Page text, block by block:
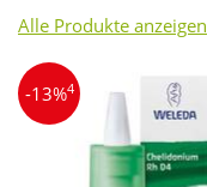
Alle Produkte anzeigen
-13%4